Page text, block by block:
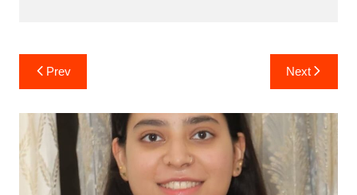
Post
navigation
Prev Next